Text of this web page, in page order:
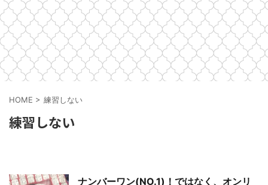
HOME > 練習しない
練習しない
ナンバーワン(NO.1)！ではなく、オンリ